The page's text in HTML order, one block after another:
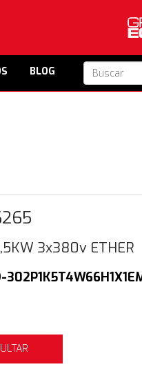
BLOG
3x380v ETHER